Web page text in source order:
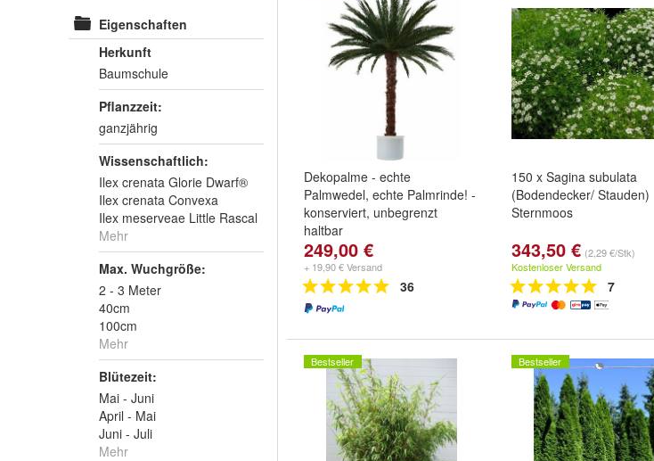
Eigenschaften
Herkunft
Baumschule
Pflanzzeit:
ganzjährig
Wissenschaftlich:
Ilex crenata Glorie Dwarf®
Ilex crenata Convexa
Ilex meserveae Little Rascal
Mehr
Max. Wuchgröße:
2 - 3 Meter
40cm
100cm
Mehr
Blütezeit:
Mai - Juni
April - Mai
Juni - Juli
Mehr
Dekopalme - echte
Palmwedel, echte Palmrinde! -
konserviert, unbegrenzt
haltbar
Das ganz besondere
Weihnachtsgeschenk -
Weihnachten unter Palmen
249,00 €
+ 19,90 € Versand
36
150 x Sagina subulata
(Bodendecker/ Stauden)
Sternmoos
343,50 € (2,29 €/Stk)
Kostenloser Versand
7
Bestseller Bestseller